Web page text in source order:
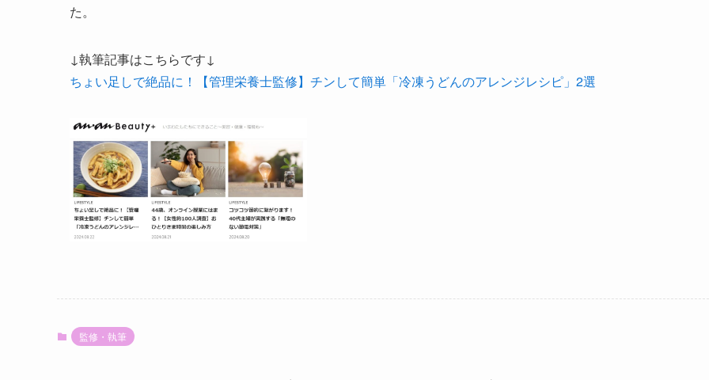
た。
↓執筆記事はこちらです↓
ちょい足しで絶品に！【管理栄養士監修】チンして簡単「冷凍うどんのアレンジレシピ」2選
監修・執筆